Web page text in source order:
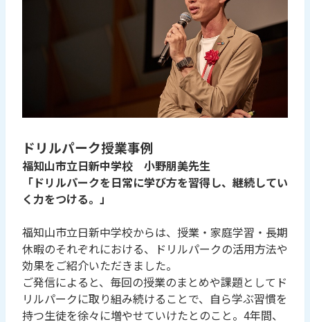
ドリルパーク授業事例
福知山市立日新中学校 小野朋美先生
「ドリルパークを日常に学び方を習得し、継続してい
く力をつける。」
福知山市立日新中学校からは、授業・家庭学習・長期
休暇のそれぞれにおける、ドリルパークの活用方法や
効果をご紹介いただきました。
ご発信によると、毎回の授業のまとめや課題としてド
リルパークに取り組み続けることで、自ら学ぶ習慣を
持つ生徒を徐々に増やせていけたとのこと。4年間、